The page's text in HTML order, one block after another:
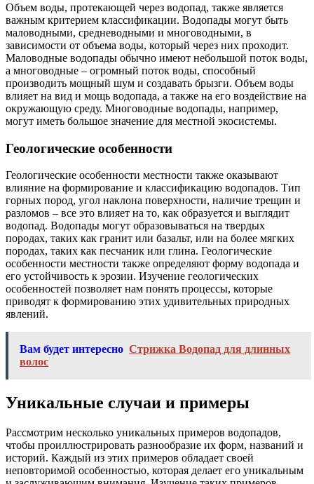
Объем воды, протекающей через водопад, также является
важным критерием классификации. Водопады могут быть
маловодными, средневодными и многоводными, в
зависимости от объема воды, который через них проходит.
Маловодные водопады обычно имеют небольшой поток воды,
а многоводные – огромный поток воды, способный
производить мощный шум и создавать брызги. Объем воды
влияет на вид и мощь водопада, а также на его воздействие на
окружающую среду. Многоводные водопады, например,
могут иметь большое значение для местной экосистемы.
Геологические особенности
Геологические особенности местности также оказывают
влияние на формирование и классификацию водопадов. Тип
горных пород, угол наклона поверхности, наличие трещин и
разломов – все это влияет на то, как образуется и выглядит
водопад. Водопады могут образовываться на твердых
породах, таких как гранит или базальт, или на более мягких
породах, таких как песчаник или глина. Геологические
особенности местности также определяют форму водопада и
его устойчивость к эрозии. Изучение геологических
особенностей позволяет нам понять процессы, которые
приводят к формированию этих удивительных природных
явлений.
Вам будет интересно Стрижка Водопад для длинных
волос
Уникальные случаи и примеры
Рассмотрим несколько уникальных примеров водопадов,
чтобы проиллюстрировать разнообразие их форм, названий и
историй. Каждый из этих примеров обладает своей
неповторимой особенностью, которая делает его уникальным